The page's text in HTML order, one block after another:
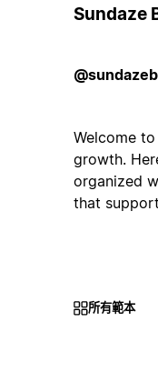
Sundaze
Welcome
growth.
organized
that
所有範本